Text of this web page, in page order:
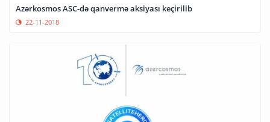
Azərkosmos ASC-də qanvermə aksiyası keçirilib
22-11-2018